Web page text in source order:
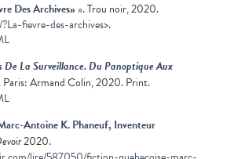
Des Archives»». Trou noir, 2020.
fievre-des-archives>.
De La Surveillance. Du Panoptique Aux
. Paris: Armand Colin, 2020. Print.
Antoine K. Phaneuf, Inventeur
2020.